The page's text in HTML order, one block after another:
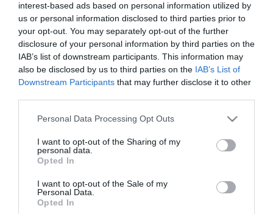
interest-based ads based on personal information utilized by
us or personal information disclosed to third parties prior to
your opt-out. You may separately opt-out of the further
disclosure of your personal information by third parties on the
IAB’s list of downstream participants. This information may
also be disclosed by us to third parties on the IAB’s List of
Downstream Participants that may further disclose it to other
Please note that this website/app uses one or more Google
not limited to your visit or usage behaviour. You may click to
grant or deny consent to Google and its third-party tags to
use your data for below specified purposes in below Google
consent section.
Personal Data Processing Opt Outs
I want to opt-out of the Sharing of my
personal data.
Opted In
I want to opt-out of the Sale of my
Personal Data.
Opted In